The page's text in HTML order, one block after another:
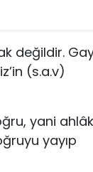
değildir.
(s.a.v)
yani
yayıp